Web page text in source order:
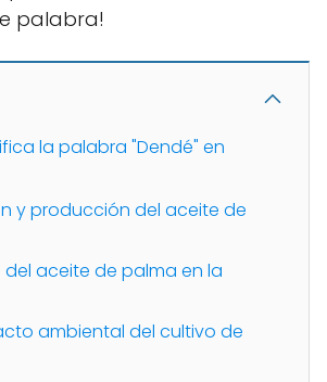
palabra!
la palabra "Dendé" en
y producción del aceite de
del aceite de palma en la
ambiental del cultivo de